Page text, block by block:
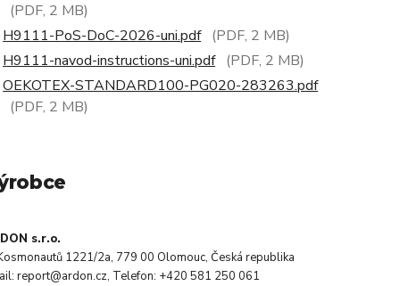
(PDF, 2 MB)
H9111-PoS-DoC-2026-uni.pdf (PDF, 2 MB)
H9111-navod-instructions-uni.pdf (PDF, 2 MB)
OEKOTEX-STANDARD100-PG020-283263.pdf
(PDF, 2 MB)
s.r.o.
1221/2a, 779 00 Olomouc, Česká republika
report@ardon.cz, Telefon: +420 581 250 061